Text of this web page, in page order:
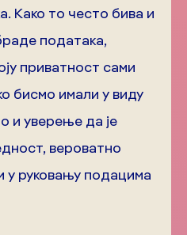
Како то често бива и
података,
приватност сами
бисмо имали у виду
и уверење да је
вероватно
у руковању подацима